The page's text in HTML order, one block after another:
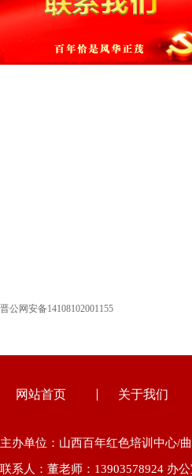
晋公网安备14108102001155
网站首页 关于我们
主办单位：山西百年红色培训中心/
联系人：董老师：13903578924 办